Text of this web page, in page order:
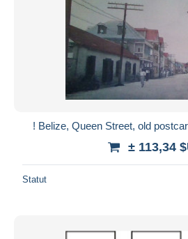
! Belize, Queen Street, old
± 113,34
Statut